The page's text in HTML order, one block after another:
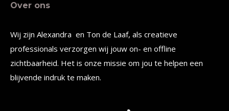
Over ons
Wij zijn Alexandra en Ton de Laaf, als creatieve
professionals verzorgen wij jouw on- en offline
zichtbaarheid. Het is onze missie om jou te helpen een
blijvende indruk te maken.